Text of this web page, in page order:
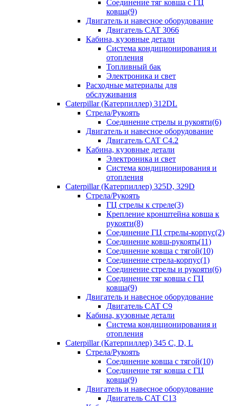
Соединение тяг ковша с ГЦ
ковша(9)
Двигатель и навесное оборудование
Двигатель CAT 3066
Кабина, кузовные детали
Система кондиционирования и
отопления
Топливный бак
Электроника и свет
Расходные материалы для
обслуживания
Caterpillar (Катерпиллер) 312DL
Стрела/Рукоять
Соединение стрелы и рукояти(6)
Двигатель и навесное оборудование
Двигатель CAT С4.2
Кабина, кузовные детали
Электроника и свет
Система кондиционирования и
отопления
Caterpillar (Катерпиллер) 325D, 329D
Стрела/Рукоять
ГЦ стрелы к стреле(3)
Крепление кронштейна ковша к
рукояти(8)
Соединение ГЦ стрелы-корпус(2)
Соединение ковш-рукоять(11)
Соединение ковша с тягой(10)
Соединение стрела-корпус(1)
Соединение стрелы и рукояти(6)
Соединение тяг ковша с ГЦ
ковша(9)
Двигатель и навесное оборудование
Двигатель CAT C9
Кабина, кузовные детали
Система кондиционирования и
отопления
Caterpillar (Катерпиллер) 345 C, D, L
Стрела/Рукоять
Соединение ковша с тягой(10)
Соединение тяг ковша с ГЦ
ковша(9)
Двигатель и навесное оборудование
Двигатель CAT C13